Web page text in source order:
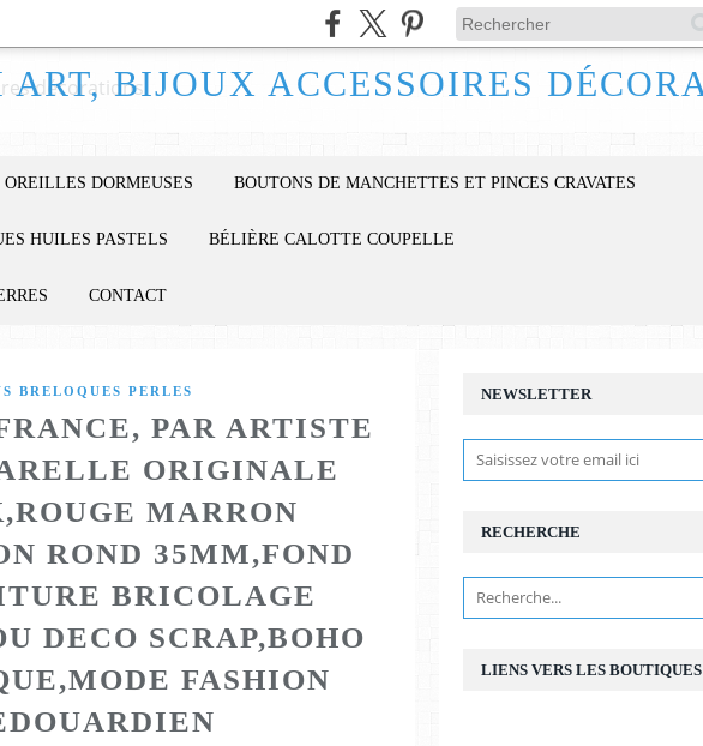
OREILLES DORMEUSES BOUTONS DE MANCHETTES ET PINCES CRAVATES
HUILES PASTELS BÉLIÈRE CALOTTE COUPELLE
CONTACT
BRELOQUES PERLES
PAR ARTISTE
ORIGINALE
MARRON
ROND 35MM,FOND
BRICOLAGE
DECO SCRAP,BOHO
FASHION
NEWSLETTER
RECHERCHE
LIENS VERS LES BOUTIQUES